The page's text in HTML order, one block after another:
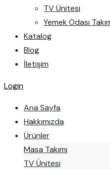
TV Ünitesi
Yemek Odası
Katalog
Blog
İletişim
Login
Ana Sayfa
Hakkımızda
Ürünler
Masa Takımı
TV Ünitesi